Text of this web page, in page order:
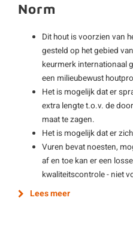
Norm
Dit hout is voorzien van
gesteld op het gebied
keurmerk internationaal
een milieubewust
Het is mogelijk dat er
extra lengte t.o.v. de
maat te zagen.
Het is mogelijk dat er
Vuren bevat noesten,
af en toe kan er een
kwaliteitscontrole - niet
Lees meer